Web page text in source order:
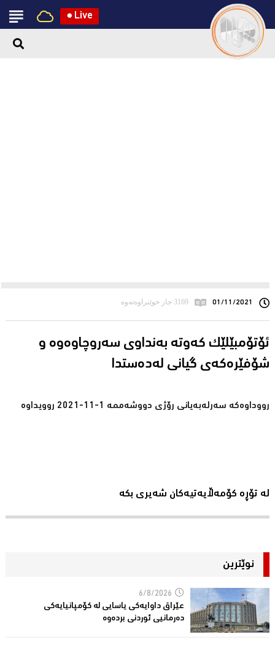
● Live
01/11/2021 3169 جار خوێنراوەتەوە
ئۆتۆمبێلێك كه‌وته‌ به‌نداوی سه‌روچاوه‌وه‌ و
شۆفێره‌كه‌ی گیانی له‌ده‌ستدا
رووداوه‌كه‌ سه‌رله‌به‌یانی رۆژی دووشه‌ممه‌ 1-11-2021 روویداوه‌
لە تۆڕە کۆمەڵایەتیەکان شەیری بکە
نوێترین
6/8/2026
عێراق داوایەکی یاسایی لە کۆمپانیایه‌كی
دەرمانیى ئوردنی بردەوە